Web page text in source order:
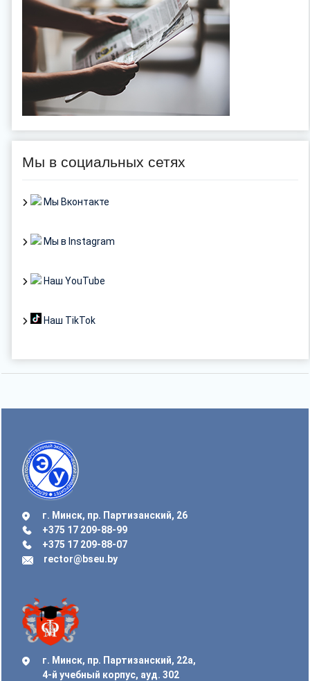
Мы в социальных сетях
Мы Вконтакте
Мы в Instagram
Наш YouTube
Наш TikTok
г. Минск, пр. Партизанский, 26
+375 17 209-88-99
+375 17 209-88-07
rector@bseu.by
г. Минск, пр. Партизанский, 22а,
4-й учебный корпус, ауд. 302